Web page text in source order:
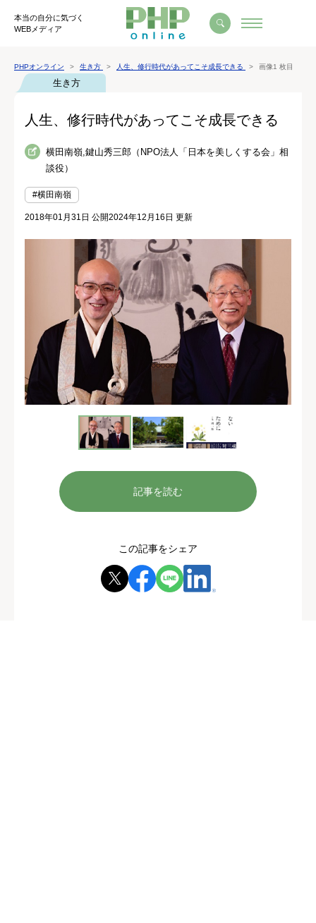
本当の自分に気づく
WEBメディア
PHPオンライン 生き方 人生、修行時代があってこそ成長できる 画像1 枚目
生き方
人生、修行時代があってこそ成長できる
横田南嶺,鍵山秀三郎（NPO法人「日本を美しくする会」相
談役）
#横田南嶺
2018年01月31日 公開2024年12月16日 更新
記事を読む
この記事をシェア